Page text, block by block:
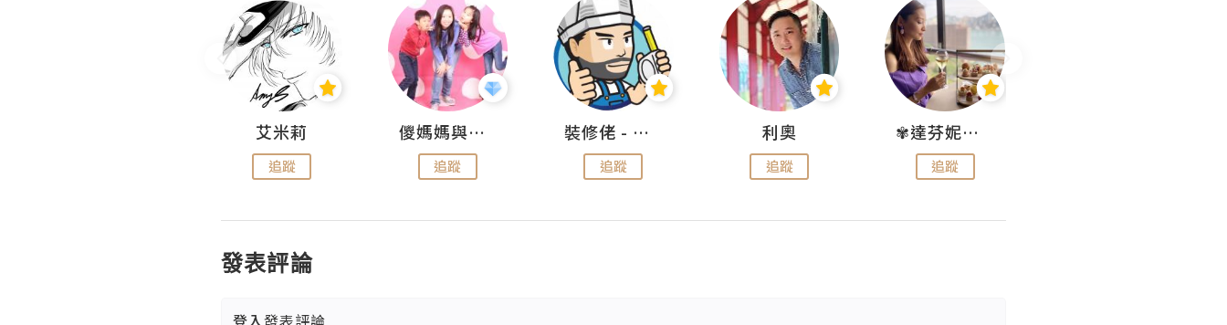
艾米莉
追蹤
儍媽媽與兩隻小魔怪之家
追蹤
裝修佬 - 香港一站式網上裝修平台
追蹤
利奧
追蹤
✾達芬妮•愛孩子•愛生活✾
追蹤
發表評論
登入發表評論